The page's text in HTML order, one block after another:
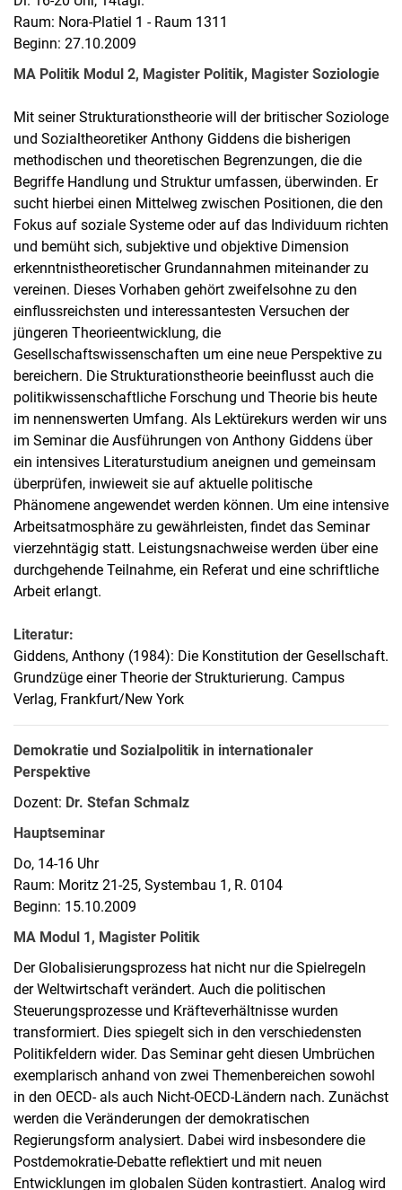
Raum: Nora-Platiel 1 - Raum 1311
Beginn: 27.10.2009
MA Politik Modul 2, Magister Politik, Magister Soziologie
Mit seiner Strukturationstheorie will der britischer Soziologe
und Sozialtheoretiker Anthony Giddens die bisherigen
methodischen und theoretischen Begrenzungen, die die
Begriffe Handlung und Struktur umfassen, überwinden. Er
sucht hierbei einen Mittelweg zwischen Positionen, die den
Fokus auf soziale Systeme oder auf das Individuum richten
und bemüht sich, subjektive und objektive Dimension
erkenntnistheoretischer Grundannahmen miteinander zu
vereinen. Dieses Vorhaben gehört zweifelsohne zu den
einflussreichsten und interessantesten Versuchen der
jüngeren Theorieentwicklung, die
Gesellschaftswissenschaften um eine neue Perspektive zu
bereichern. Die Strukturationstheorie beeinflusst auch die
politikwissenschaftliche Forschung und Theorie bis heute
im nennenswerten Umfang. Als Lektürekurs werden wir uns
im Seminar die Ausführungen von Anthony Giddens über
ein intensives Literaturstudium aneignen und gemeinsam
überprüfen, inwieweit sie auf aktuelle politische
Phänomene angewendet werden können. Um eine intensive
Arbeitsatmosphäre zu gewährleisten, findet das Seminar
vierzehntägig statt. Leistungsnachweise werden über eine
durchgehende Teilnahme, ein Referat und eine schriftliche
Arbeit erlangt.
Literatur:
Giddens, Anthony (1984): Die Konstitution der Gesellschaft.
Grundzüge einer Theorie der Strukturierung. Campus
Verlag, Frankfurt/New York
Demokratie und Sozialpolitik in internationaler
Perspektive
Dozent: Dr. Stefan Schmalz
Hauptseminar
Do, 14-16 Uhr
Raum: Moritz 21-25, Systembau 1, R. 0104
Beginn: 15.10.2009
MA Modul 1, Magister Politik
Der Globalisierungsprozess hat nicht nur die Spielregeln
der Weltwirtschaft verändert. Auch die politischen
Steuerungsprozesse und Kräfteverhältnisse wurden
transformiert. Dies spiegelt sich in den verschiedensten
Politikfeldern wider. Das Seminar geht diesen Umbrüchen
exemplarisch anhand von zwei Themenbereichen sowohl
in den OECD- als auch Nicht-OECD-Ländern nach. Zunächst
werden die Veränderungen der demokratischen
Regierungsform analysiert. Dabei wird insbesondere die
Postdemokratie-Debatte reflektiert und mit neuen
Entwicklungen im globalen Süden kontrastiert. Analog wird